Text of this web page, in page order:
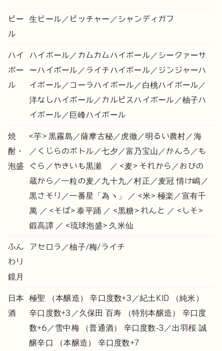
ビー
ル
生ビール／ピッチャー／シャンディガフ
ハイ
ボー
ル
ハイボール／カムカムハイボール／シークァーサ
ーハイボール／ライチハイボール／ジンジャーハ
イボール／コーラハイボール／白桃ハイボール／
洋なしハイボール／カルピスハイボール／柚子ハ
イボール／巨峰ハイボール
焼
酎・
泡盛
<芋> 黒霧島／薩摩古秘／虎徹／明るい農村／海
／くじらのボトル／七夕／富乃宝山／かんろ／も
ぐら／やきいも黒瀬 ／ <麦> それから／おびの
蔵から／一粒の麦／九十九／村正／麦冠 情け嶋／
黒さそり／一番星「為ヽ」 ／ <米> 極楽／宣有千
萬 ／ <そば> 泰平踊 ／ <黒糖> れんと ／ <しそ>
鍛高譚 ／ <琉球泡盛> 久米仙
ふん
わり
鏡月
アセロラ／柚子/梅/ライチ
日本
酒
極聖 （本醸造） 辛口度数+3／紀土KID （純米）
辛口度数+3／久保田 百寿 （特別本醸造） 辛口度
数+6／雪中梅 （普通酒） 辛口度数-3／出羽桜 誠
醸辛口 （本醸造） 辛口度数+7